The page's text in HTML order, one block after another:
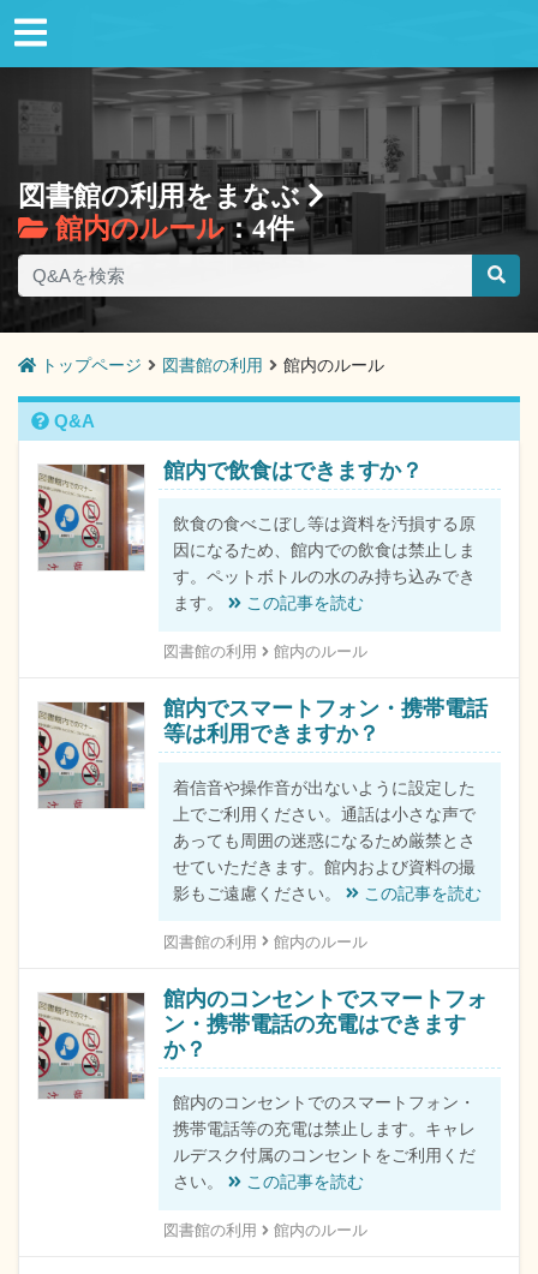
図書館の利用をまなぶ
館内のルール：4件
トップページ 図書館の利用 館内のルール
Q&A
館内で飲食はできますか？
飲食の食べこぼし等は資料を汚損する原
因になるため、館内での飲食は禁止しま
す。ペットボトルの水のみ持ち込みでき
ます。
この記事を読む
図書館の利用 館内のルール
館内でスマートフォン・携帯電話
等は利用できますか？
着信音や操作音が出ないように設定した
上でご利用ください。通話は小さな声で
あっても周囲の迷惑になるため厳禁とさ
せていただきます。館内および資料の撮
影もご遠慮ください。
この記事を読む
図書館の利用 館内のルール
館内のコンセントでスマートフォ
ン・携帯電話の充電はできます
か？
館内のコンセントでのスマートフォン・
携帯電話等の充電は禁止します。キャレ
ルデスク付属のコンセントをご利用くだ
さい。
この記事を読む
図書館の利用 館内のルール